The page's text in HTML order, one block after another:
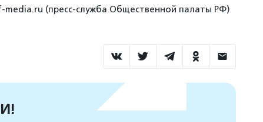
media.ru (пресс-служба Общественной палаты РФ)